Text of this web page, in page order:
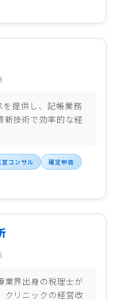
を提供し、記帳業務
新技術で効率的な経
営コンサル 確定申告
業界出身の税理士が
クリニックの経営改